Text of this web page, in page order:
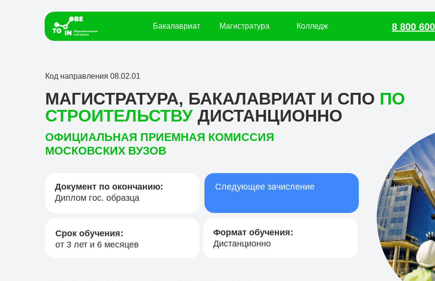
Бакалавриат Магистратура Колледж 8 800
МАГИСТРАТУРА, БАКАЛАВРИАТ И СПО ПО
СТРОИТЕЛЬСТВУ ДИСТАНЦИОННО
Формат обучения:
Дистанционно
Срок обучения:
от 3 лет и 6 месяцев
ОФИЦИАЛЬНАЯ ПРИЕМНАЯ КОМИССИЯ
МОСКОВСКИХ ВУЗОВ
Следующее зачисление
Код направления 08.02.01
Документ по окончанию:
Диплом гос. образца